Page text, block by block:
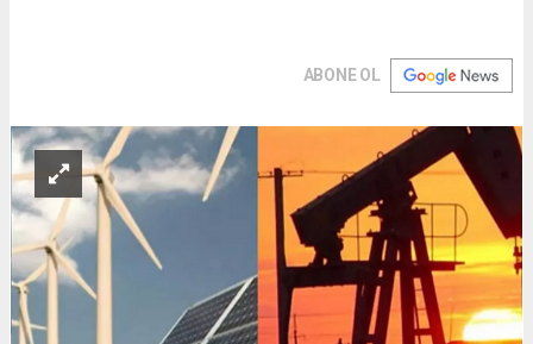
ABONE OL